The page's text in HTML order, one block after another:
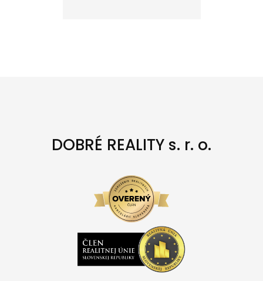
DOBRÉ REALITY s. r. o.